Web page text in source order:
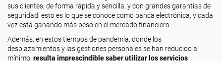
sus clientes, de forma rápida y sencilla, y con grandes garantías de
seguridad: esto es lo que se conoce como banca electrónica, y cada
vez está ganando más peso en el mercado financiero.
Además, en estos tiempos de pandemia, donde los
desplazamientos y las gestiones personales se han reducido al
mínimo, resulta imprescindible saber utilizar los servicios